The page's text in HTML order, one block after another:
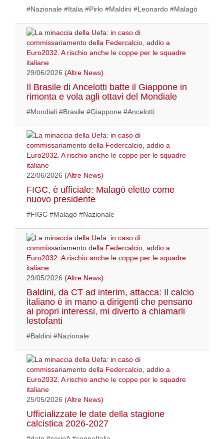
#Nazionale #Italia #Pirlo #Maldini #Leonardo #Malagò
29/06/2026 (Altre News)
Il Brasile di Ancelotti batte il Giappone in
rimonta e vola agli ottavi del Mondiale
#Mondiali #Brasile #Giappone #Ancelotti
22/06/2026 (Altre News)
FIGC, è ufficiale: Malagò eletto come
nuovo presidente
#FIGC #Malagò #Nazionale
29/05/2026 (Altre News)
Baldini, da CT ad interim, attacca: Il calcio
italiano è in mano a dirigenti che pensano
ai propri interessi, mi diverto a chiamarli
lestofanti
#Baldini #Nazionale
25/05/2026 (Altre News)
Ufficializzate le date della stagione
calcistica 2026-2027